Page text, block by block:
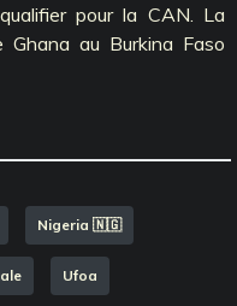
pour la CAN. La
Ghana au Burkina Faso
Nigeria 🇳🇬
Ufoa